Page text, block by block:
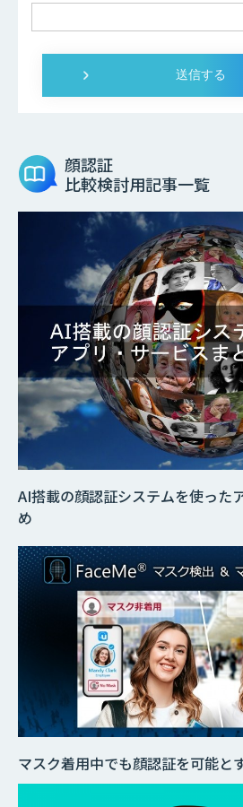
顔認証
比較検討用記事一覧
AI搭載の顔認証システムを使った
め
マスク着用中でも顔認証を可能と